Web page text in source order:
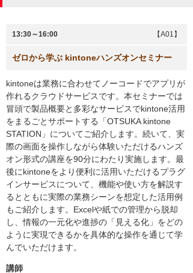
13:30～16:00 【A01】
ゼロから学ぶ kintoneハンズオンセミナー
kintoneは業務に合わせてノーコードでアプリが
作れるクラウドサービスです。本セミナーでは
冒頭で製品概要と多彩なサービスでkintone活用
をまるごとサポートする「OTSUKA kintone
STATION」についてご紹介します。続いて、実
際の画面を操作しながら体験いただけるハンズ
オン形式の講座を90分にわたり実施します。最
後にkintoneをより便利に活用いただけるプラグ
インサービスについて、機能や使い方を解説す
るとともに実際の業務シーンを想定した活用例
もご紹介します。Excelや紙での管理から脱却
し、情報の一元化や進捗の「見える化」をどの
ように実現できるかを具体的な操作を通じて学
んでいただけます。
講師